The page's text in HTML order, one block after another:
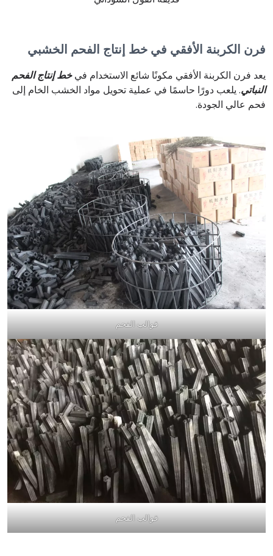
فرن الكربنة الأفقي في خط إنتاج الفحم الخشبي
يعد فرن الكربنة الأفقي مكونًا شائع الاستخدام فيخط إنتاج الفحم
النباتي. يلعب دورًا حاسمًا في عملية تحويل مواد الخشب الخام إلى
فحم عالي الجودة.
قوالب الفحم
قوالب الفحم